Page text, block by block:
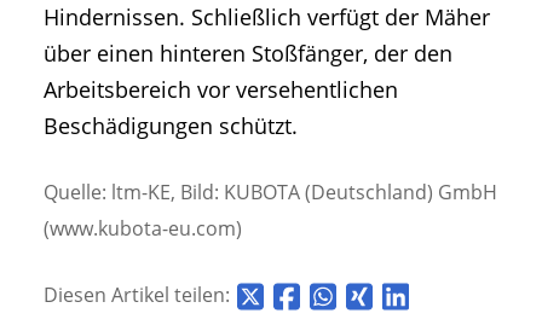
Hindernissen. Schließlich verfügt der Mäher
über einen hinteren Stoßfänger, der den
Arbeitsbereich vor versehentlichen
Beschädigungen schützt.
Quelle: ltm-KE, Bild: KUBOTA (Deutschland) GmbH
(www.kubota-eu.com)
Diesen Artikel teilen: